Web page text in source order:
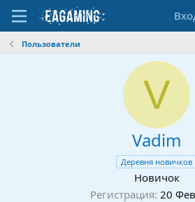
Пользователи
V
Vadim
Деревня новичков
Новичок
Регистрация 20